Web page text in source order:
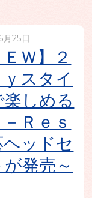
月25日
ＥＷ】２
スタイ
しめる
－Ｒｅｓ
ッドセ
発売～